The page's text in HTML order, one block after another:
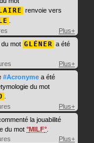
renvoie vers
Plus+
du mot GLÉNER a été
Plus+
#Acronyme a été
du mot
Plus+
la jouabilité
du mot MILF
Plus+